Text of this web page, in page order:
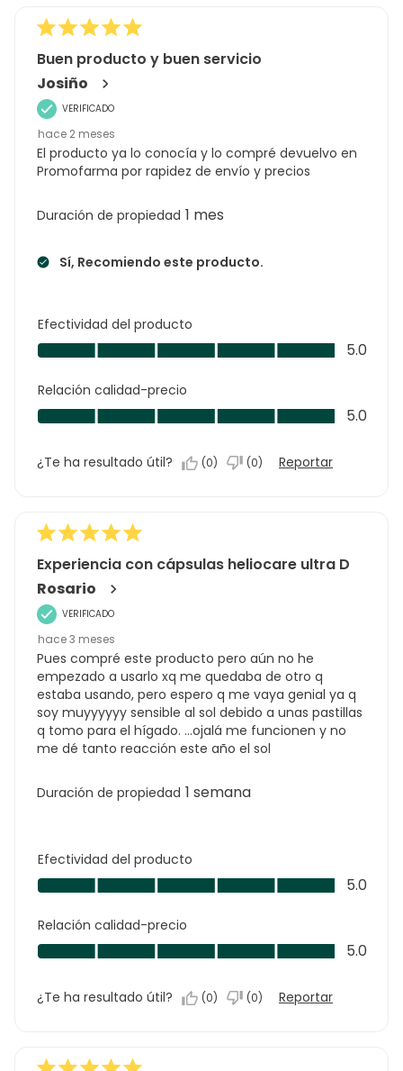
Buen producto y buen servicio
Josiño
VERIFICADO
hace 2 meses
El producto ya lo conocía y lo compré devuelvo en
Promofarma por rapidez de envío y precios
Duración de propiedad 1 mes
Sí, Recomiendo este producto.
Efectividad del producto
Efectividad
del
producto,
5.0
de
5.0
Relación calidad-precio
Relación
calidad-
5.0
5.0
¿Te ha resultado útil? (0) (0) Reportar
Experiencia con cápsulas heliocare ultra D
Rosario
VERIFICADO
hace 3 meses
Pues compré este producto pero aún no he
empezado a usarlo xq me quedaba de otro q
estaba usando, pero espero q me vaya genial ya q
soy muyyyyyy sensible al sol debido a unas pastillas
q tomo para el hígado. ...ojalá me funcionen y no
me dé tanto reacción este año el sol
Duración de propiedad 1 semana
Efectividad del producto
Efectividad
del
producto,
5.0
de
5.0
Relación calidad-precio
Relación
calidad-
5.0
5.0
¿Te ha resultado útil? (0) (0) Reportar